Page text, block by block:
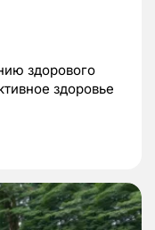
здорового
здоровье